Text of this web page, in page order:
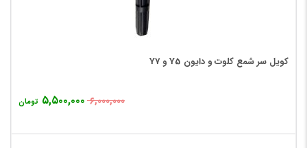
کویل سر شمع کلوت و دایون Y5 و Y7
۶,۰۰۰,۰۰۰ ۵,۵۰۰,۰۰۰ تومان